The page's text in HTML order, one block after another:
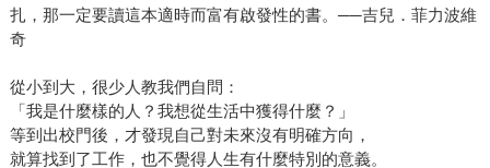
扎，那一定要讀這本適時而富有啟發性的書。──吉兒．菲力波維
奇
從小到大，很少人教我們自問：
「我是什麼樣的人？我想從生活中獲得什麼？」
等到出校門後，才發現自己對未來沒有明確方向，
就算找到了工作，也不覺得人生有什麼特別的意義。